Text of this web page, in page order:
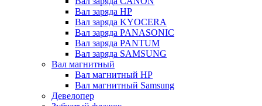
Вал заряда HP
Вал заряда KYOCERA
Вал заряда PANASONIC
Вал заряда PANTUM
Вал заряда SAMSUNG
Вал магнитный
Вал магнитный HP
Вал магнитный Samsung
Девелопер